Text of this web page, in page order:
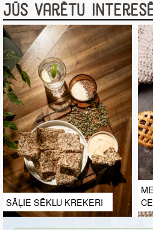
Jūs varētu
SĀĻIE SĒKLU KREKERI